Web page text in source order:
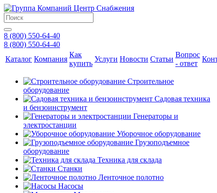
8 (800) 550-64-40
8 (800) 550-64-40
Каталог Компания
Как
купить
Услуги Новости Статьи
Вопрос
- ответ
Строительное
оборудование
Садовая техника
и бензоинструмент
Генераторы и
электростанции
Уборочное оборудование
Грузоподъемное
оборудование
Техника для склада
Станки
Ленточное полотно
Насосы